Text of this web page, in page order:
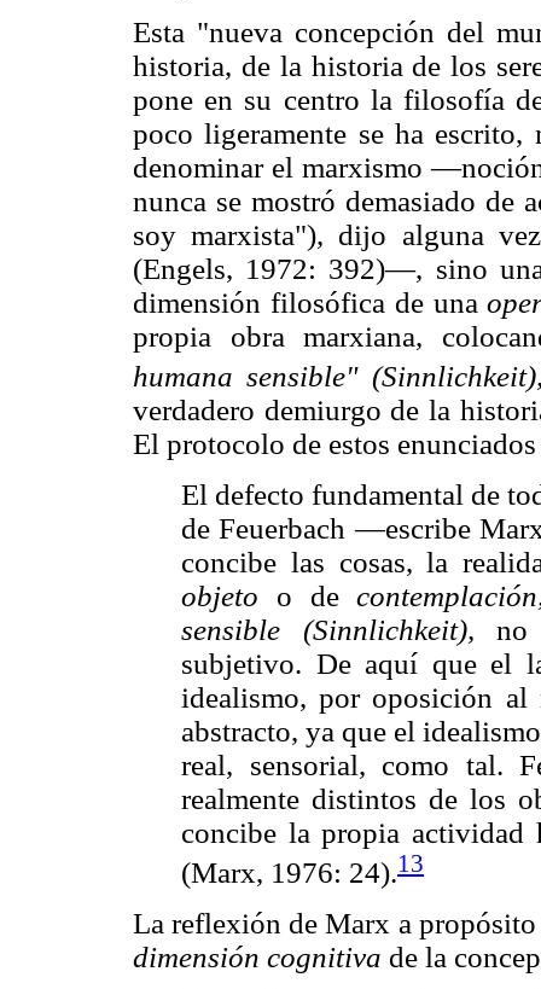
Esta "nueva concepción del
historia, de la historia de los
pone en su centro la filosofía
poco ligeramente se ha
denominar el marxismo
nunca se mostró demasiado de
soy marxista"), dijo alguna
(Engels, 1972: 392)—, sino
dimensión filosófica de una
propia obra marxiana,
humana sensible"
verdadero demiurgo de la
El protocolo de estos
El defecto fundamental de
de Feuerbach —escribe
concibe las cosas, la
objeto o de
sensible (Sinnlichkeit),
subjetivo. De aquí que el
idealismo, por oposición
abstracto, ya que el
real, sensorial, como tal.
realmente distintos de los
concibe la propia
(Marx, 1976: 24).13
La reflexión de Marx a
dimensión cognitiva de la